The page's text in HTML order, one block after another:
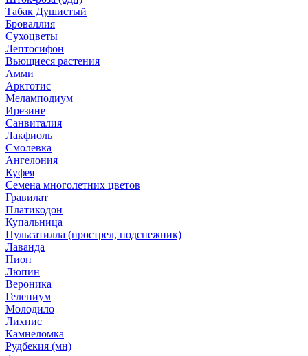
Табак Душистый
Броваллия
Сухоцветы
Лептосифон
Вьющиеся растения
Амми
Арктотис
Меламподиум
Ирезине
Санвиталия
Лакфиоль
Смолевка
Ангелония
Куфея
Семена многолетних цветов
Гравилат
Платикодон
Купальница
Пульсатилла (прострел, подснежник)
Лаванда
Пион
Люпин
Вероника
Гелениум
Молодило
Лихнис
Камнеломка
Рудбекия (мн)